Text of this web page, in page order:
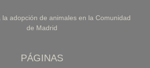
la adopción de animales en la Comunidad
de Madrid
PÁGINAS